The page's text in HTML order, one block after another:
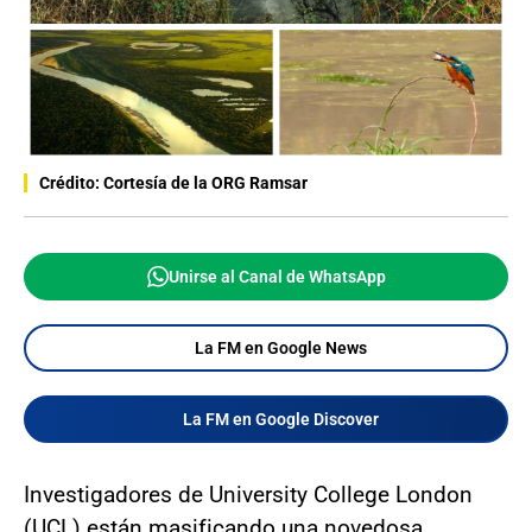
Crédito: Cortesía de la ORG Ramsar
Unirse al Canal de WhatsApp
La FM en Google News
La FM en Google Discover
Investigadores de University College London